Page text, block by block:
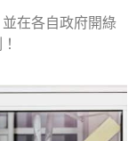
在各自政府開綠